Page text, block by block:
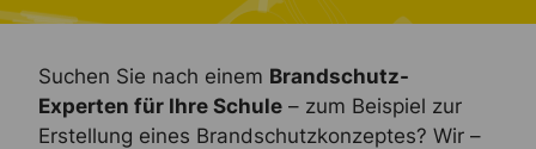
Suchen Sie nach einem Brandschutz-
Experten für Ihre Schule – zum Beispiel zur
Erstellung eines Brandschutzkonzeptes? Wir –